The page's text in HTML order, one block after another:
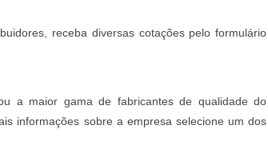
receba diversas cotações pelo formulário
a maior gama de fabricantes de qualidade do
informações sobre a empresa selecione um dos